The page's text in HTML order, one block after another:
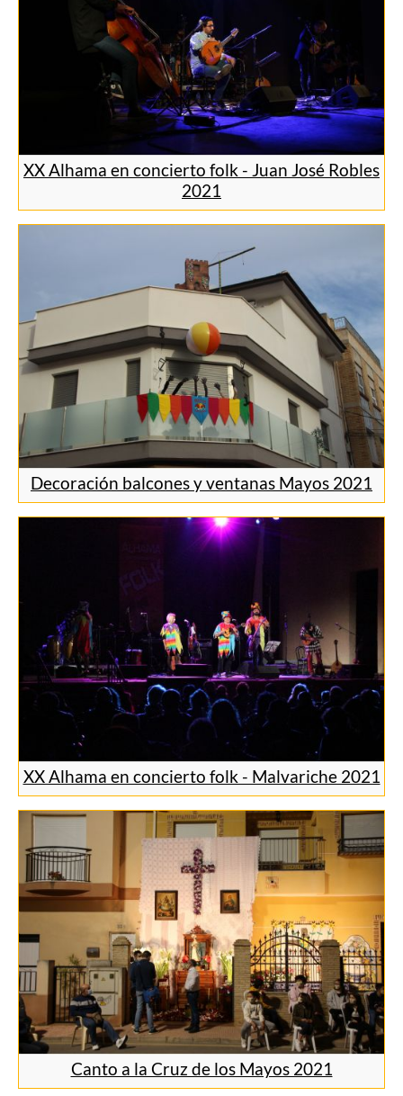
XX Alhama en concierto folk - Juan José Robles
2021
Decoración balcones y ventanas Mayos 2021
XX Alhama en concierto folk - Malvariche 2021
Canto a la Cruz de los Mayos 2021